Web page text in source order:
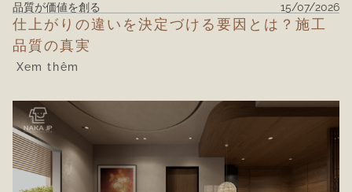
品質が価値を創る 15/07/2026
仕上がりの違いを決定づける要因とは？施工
品質の真実
Xem thêm